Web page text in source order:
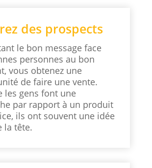
des prospects
le bon message face
personnes au bon
vous obtenez une
de faire une vente.
les gens font une
par rapport à un produit
ils ont souvent une idée
la tête.